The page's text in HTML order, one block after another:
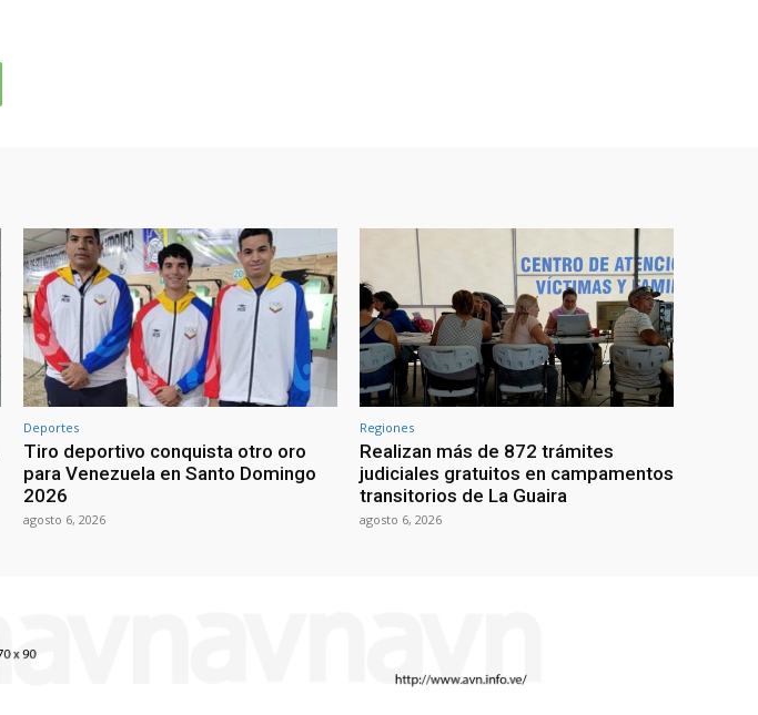
Deportes
Tiro deportivo conquista otro oro
para Venezuela en Santo Domingo
2026
agosto 6, 2026
Regiones
Realizan más de 872 trámites
judiciales gratuitos en campamentos
transitorios de La Guaira
agosto 6, 2026